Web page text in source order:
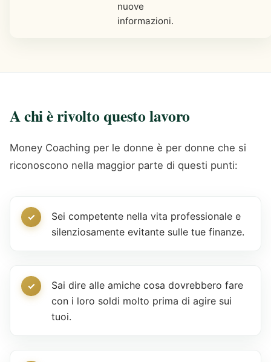
nuove
informazioni.
A chi è rivolto questo lavoro
Money Coaching per le donne è per donne che si
riconoscono nella maggior parte di questi punti:
Sei competente nella vita professionale e
silenziosamente evitante sulle tue finanze.
Sai dire alle amiche cosa dovrebbero fare
con i loro soldi molto prima di agire sui
tuoi.